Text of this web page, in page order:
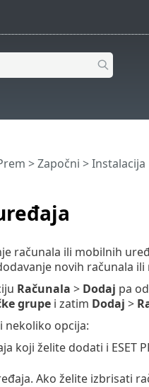
>Započni >Instalacija
računala ili mobilnih
novih računala
Računala > Dodaj pa
grupei zatim Dodaj >
nekoliko opcija:
koji želite dodati i ESET
Ako želite izbrisati